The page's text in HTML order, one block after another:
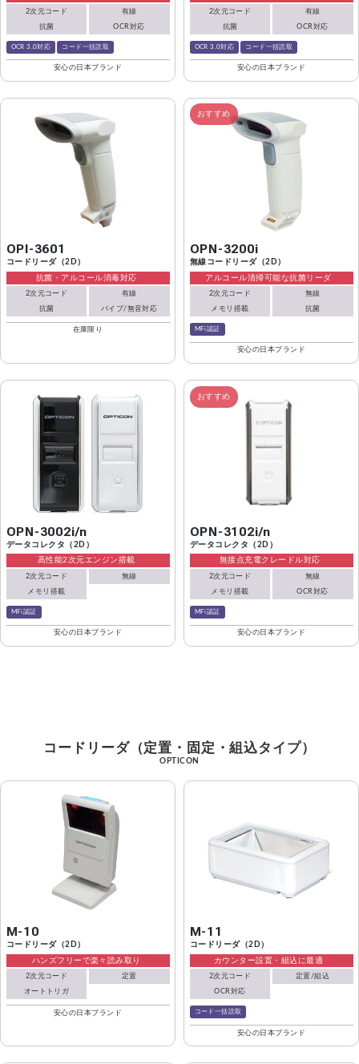
2次元コード 有線
抗菌 OCR対応
OCR 3.0対応 コード一括読取
安心の日本ブランド
2次元コード 有線
抗菌 OCR対応
OCR 3.0対応 コード一括読取
安心の日本ブランド
OPI-3601
コードリーダ（2D）
抗菌・アルコール消毒対応
2次元コード 有線
抗菌 バイブ/無音対応
在庫限り
おすすめ
OPN-3200i
無線コードリーダ（2D）
アルコール清掃可能な抗菌リーダ
2次元コード 無線
メモリ搭載 抗菌
MFi認証
安心の日本ブランド
OPN-3002i/n
データコレクタ（2D）
高性能2次元エンジン搭載
2次元コード 無線
メモリ搭載
MFi認証
安心の日本ブランド
おすすめ
OPN-3102i/n
データコレクタ（2D）
無接点充電クレードル対応
2次元コード 無線
メモリ搭載 OCR対応
MFi認証
安心の日本ブランド
コードリーダ（定置・固定・組込タイプ）
OPTICON
M-10
コードリーダ（2D）
ハンズフリーで楽々読み取り
2次元コード 定置
オートトリガ
安心の日本ブランド
M-11
コードリーダ（2D）
カウンター設置・組込に最適
2次元コード 定置/組込
OCR対応
コード一括読取
安心の日本ブランド